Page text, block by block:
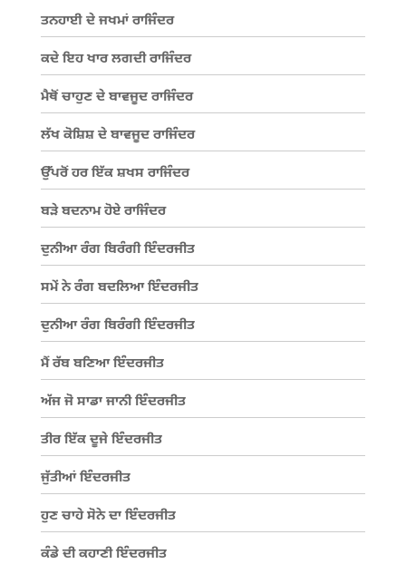
ਤਨਹਾਈ ਦੇ ਜਖਮਾਂ ਰਾਜਿੰਦਰ
ਕਦੇ ਇਹ ਖਾਰ ਲਗਦੀ ਰਾਜਿੰਦਰ
ਮੈਥੋਂ ਚਾਹੁਣ ਦੇ ਬਾਵਜੂਦ ਰਾਜਿੰਦਰ
ਲੱਖ ਕੋਸ਼ਿਸ਼ ਦੇ ਬਾਵਜੂਦ ਰਾਜਿੰਦਰ
ਉੱਪਰੋਂ ਹਰ ਇੱਕ ਸ਼ਖਸ ਰਾਜਿੰਦਰ
ਬੜੇ ਬਦਨਾਮ ਹੋਏ ਰਾਜਿੰਦਰ
ਦੁਨੀਆ ਰੰਗ ਬਿਰੰਗੀ ਇੰਦਰਜੀਤ
ਸਮੇਂ ਨੇ ਰੰਗ ਬਦਲਿਆ ਇੰਦਰਜੀਤ
ਦੁਨੀਆ ਰੰਗ ਬਿਰੰਗੀ ਇੰਦਰਜੀਤ
ਮੈਂ ਰੱਬ ਬਣਿਆ ਇੰਦਰਜੀਤ
ਅੱਜ ਜੋ ਸਾਡਾ ਜਾਨੀ ਇੰਦਰਜੀਤ
ਤੀਰ ਇੱਕ ਦੂਜੇ ਇੰਦਰਜੀਤ
ਜੁੱਤੀਆਂ ਇੰਦਰਜੀਤ
ਹੁਣ ਚਾਹੇ ਸੋਨੇ ਦਾ ਇੰਦਰਜੀਤ
ਕੰਡੇ ਦੀ ਕਹਾਣੀ ਇੰਦਰਜੀਤ